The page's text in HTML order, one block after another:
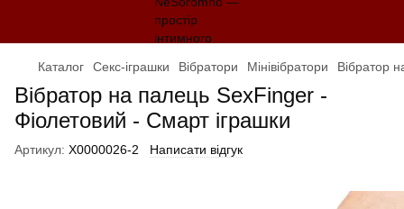
Каталог Секс-іграшки Вібратори Мінівібратори Вібратор
Вібратор на палець SexFinger -
Фіолетовий - Смарт іграшки
Артикул: X0000026-2 Написати відгук